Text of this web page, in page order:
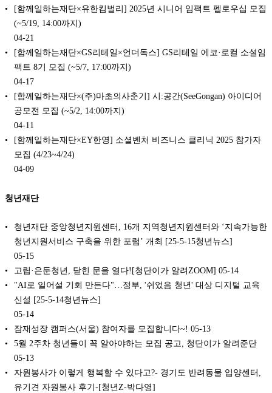
[함께일하는재단×유한킴벌리] 2025년 시니어 임팩트 펠로우십 모집
(~5/19, 14:00까지)
04-21
[함께일하는재단×GS리테일×언더독스] GS리테일 에코·로컬 소셜임
팩트 8기 모집 (~5/7, 17:00까지)
04-17
[함께일하는재단×(주)마초의사춘기] 시:공간(SeeGongan) 아이디어
공모전 모집 (~5/2, 14:00까지)
04-11
[함께일하는재단×EY한영] 소셜벤처 비즈니스 클리닉 2025 참가자
모집 (4/23~4/24)
04-09
청년재단
청년재단 중앙청년지원센터, 16개 지역청년지원센터와 ‘지속가능한
청년지원서비스 구축을 위한 포럼’ 개최 [25-5-15청년뉴스]
05-15
고립·은둔청년, 닫힌 문을 열다![청단이가 알려ZOOM] 05-14
"AI로 일어설 기회 만든다"…정부, '쉬었음 청년' 대상 디지털 교육
신설 [25-5-14청년뉴스]
05-14
잠재성장 캠퍼스(서울) 참여자를 모집합니다~! 05-13
5월 2주차 청년들이 꼭 알아야하는 모집 공고, 청단이가 알려준단
05-13
자원봉사가 이렇게 행복할 수 있다고?- 경기도 반려동물 입양센터,
유기견 자원봉사 후기-[청년Z-박다영]